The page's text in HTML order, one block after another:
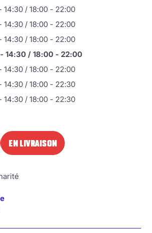
EN LIVRAISON
14:30 / 18:00 - 22:00
14:30 / 18:00 - 22:00
14:30 / 18:00 - 22:00
- 14:30 / 18:00 - 22:00
14:30 / 18:00 - 22:00
14:30 / 18:00 - 22:30
14:30 / 18:00 - 22:30